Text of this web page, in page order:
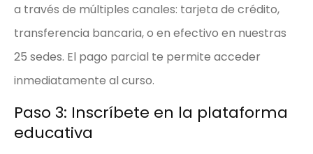
a través de múltiples canales: tarjeta de crédito,
transferencia bancaria, o en efectivo en nuestras
25 sedes. El pago parcial te permite acceder
inmediatamente al curso.
Paso 3: Inscríbete en la plataforma
educativa